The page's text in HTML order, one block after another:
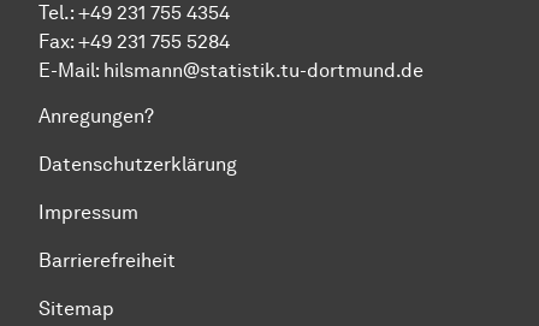
Tel.: +49 231 755 4354
Fax: +49 231 755 5284
E-Mail: hilsmann@statistik.tu-dortmund.de
Anregungen?
Datenschutzerklärung
Impressum
Barrierefreiheit
Sitemap